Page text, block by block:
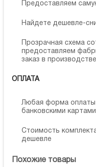
Предоставляем
Найдете дешевле-
Прозрачная схема
предоставляем
заказ в производстве
ОПЛАТА
Любая форма оплаты
банковскими
Стоимость
дешевле
Похожие товары